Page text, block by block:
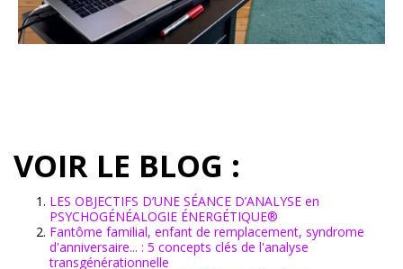
VOIR LE BLOG :
LES OBJECTIFS D’UNE SÉANCE D’ANALYSE en
PSYCHOGÉNÉALOGIE ÉNERGÉTIQUE®
Fantôme familial, enfant de remplacement, syndrome
d'anniversaire... : 5 concepts clés de l'analyse
transgénérationnelle